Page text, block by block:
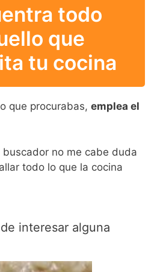
todo
que
tu cocina
que procurabas, emplea el
no me cabe duda
todo lo que la cocina
interesar alguna